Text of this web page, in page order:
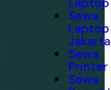
Laptop
Sewa
Laptop
Jakarta
Sewa
Printer
Sewa